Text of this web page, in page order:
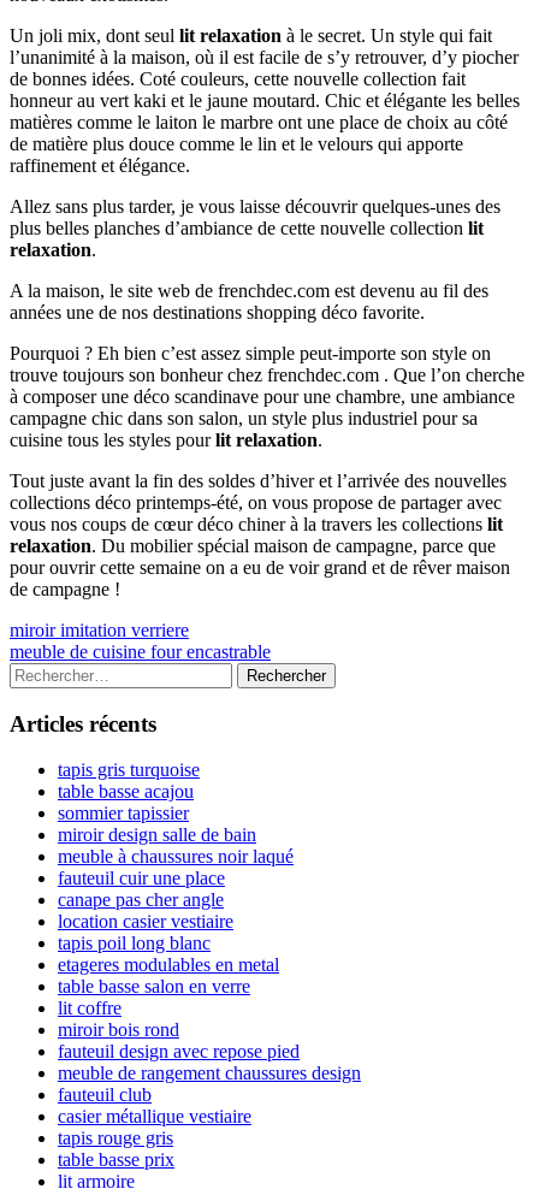
Un joli mix, dont seul lit relaxation à le secret. Un style qui fait
l’unanimité à la maison, où il est facile de s’y retrouver, d’y piocher
de bonnes idées. Coté couleurs, cette nouvelle collection fait
honneur au vert kaki et le jaune moutard. Chic et élégante les belles
matières comme le laiton le marbre ont une place de choix au côté
de matière plus douce comme le lin et le velours qui apporte
raffinement et élégance.
Allez sans plus tarder, je vous laisse découvrir quelques-unes des
plus belles planches d’ambiance de cette nouvelle collection lit
relaxation.
A la maison, le site web de frenchdec.com est devenu au fil des
années une de nos destinations shopping déco favorite.
Pourquoi ? Eh bien c’est assez simple peut-importe son style on
trouve toujours son bonheur chez frenchdec.com . Que l’on cherche
à composer une déco scandinave pour une chambre, une ambiance
campagne chic dans son salon, un style plus industriel pour sa
cuisine tous les styles pourlit relaxation.
Tout juste avant la fin des soldes d’hiver et l’arrivée des nouvelles
collections déco printemps-été, on vous propose de partager avec
vous nos coups de cœur déco chiner à la travers les collections lit
relaxation. Du mobilier spécial maison de campagne, parce que
pour ouvrir cette semaine on a eu de voir grand et de rêver maison
de campagne !
Navigation
de
l’article
Previous
article:
miroir imitation verriere
Next
article:
meuble de cuisine four encastrable
Colonne
latérale
principale
Rechercher :
Articles récents
tapis gris turquoise
table basse acajou
sommier tapissier
miroir design salle de bain
meuble à chaussures noir laqué
fauteuil cuir une place
canape pas cher angle
location casier vestiaire
tapis poil long blanc
etageres modulables en metal
table basse salon en verre
lit coffre
miroir bois rond
fauteuil design avec repose pied
meuble de rangement chaussures design
fauteuil club
casier métallique vestiaire
tapis rouge gris
table basse prix
lit armoire